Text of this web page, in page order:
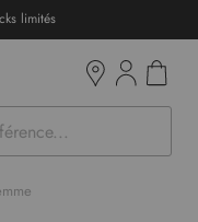
limités